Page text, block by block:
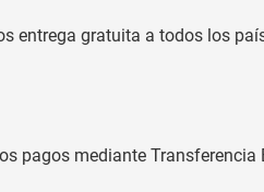
entrega gratuita a todos los
pagos mediante Transferencia